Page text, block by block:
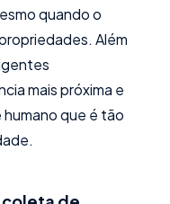
quando o
Além
mais próxima e
que é tão